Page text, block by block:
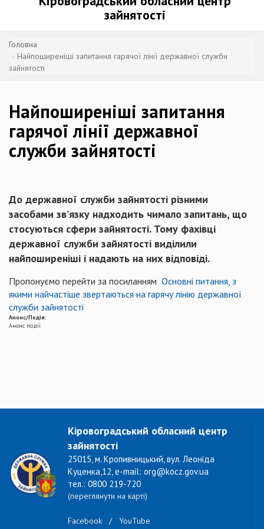
зайнятості
Головна
Найпоширеніші запитання гарячої лінії державної служби
зайнятості
Найпоширеніші запитання
гарячої лінії державної
служби зайнятості
До державної служби зайнятості різними
засобами зв’язку надходить чимало запитань, що
стосуються сфери зайнятості. Тому фахівці
державної служби зайнятості виділили
найпоширеніші і надають на них відповіді.
Пропонуємо перейти за посиланням Основні питання, з
якими найчастіше звертаються на гарячу лінію державної
служби зайнятості
Анонс/Подія:
Анонс події
Кіровоградський обласний центр
зайнятості
25015, м. Кропивницький, вул. Леоніда
Куценка,12, e-mail: org@kocz.gov.ua
тел.: 0800 219-720
(переглянути на карті)
Facebook / YouTube